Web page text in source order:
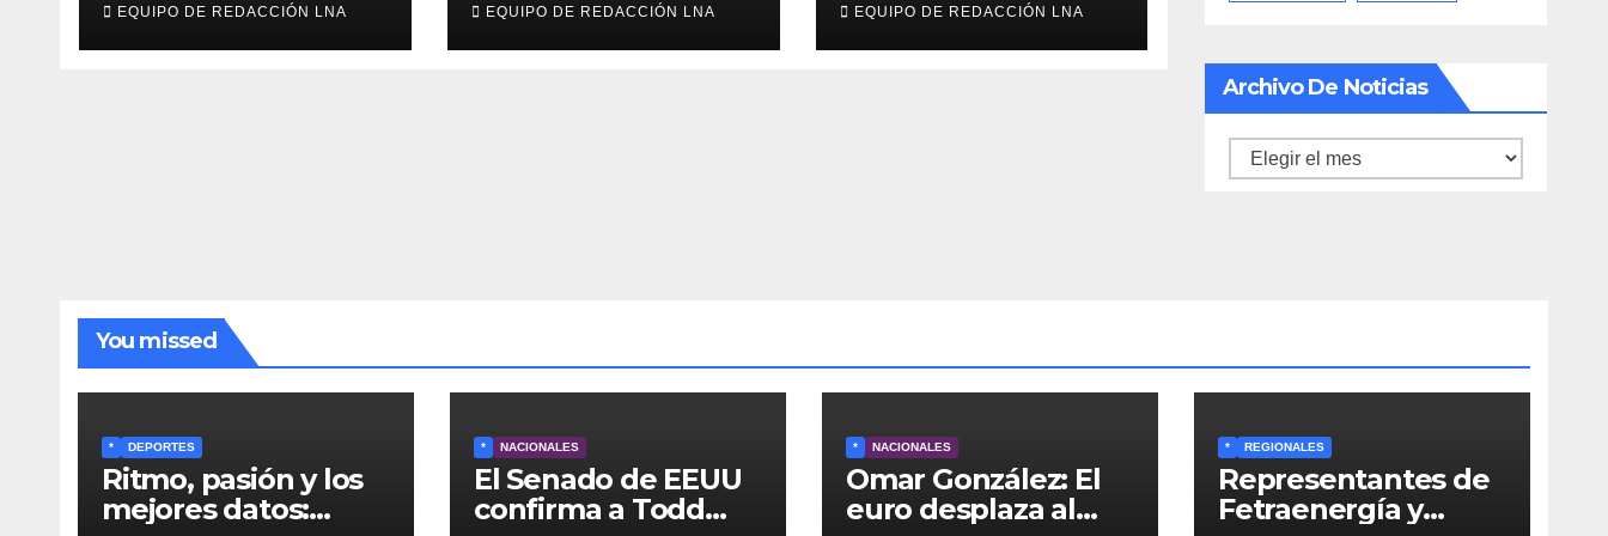
Musical» se adueña
de los domingos en
EQUIPO DE REDACCIÓN LNA
exabogado de
Trump, como fiscal
EQUIPO DE REDACCIÓN LNA
medio del caos
económico
EQUIPO DE REDACCIÓN LNA
Archivo De Noticias
Archivo
You missed
* DEPORTES
Ritmo, pasión y los
mejores datos:
* NACIONALES
El Senado de EEUU
confirma a Todd
* NACIONALES
Omar González: El
euro desplaza al
* REGIONALES
Representantes de
Fetraenergía y